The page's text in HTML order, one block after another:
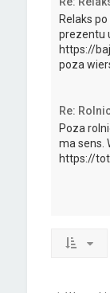
Relaks
prezentu
https://
poza
Re:
Poza
ma sens.
https://